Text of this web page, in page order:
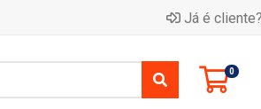
Já é
0